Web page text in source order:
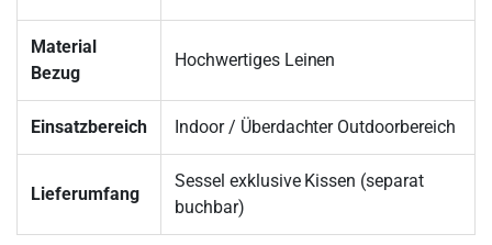
Material
Bezug
Hochwertiges Leinen
Einsatzbereich Indoor / Überdachter Outdoorbereich
Lieferumfang
Sessel exklusive Kissen (separat
buchbar)